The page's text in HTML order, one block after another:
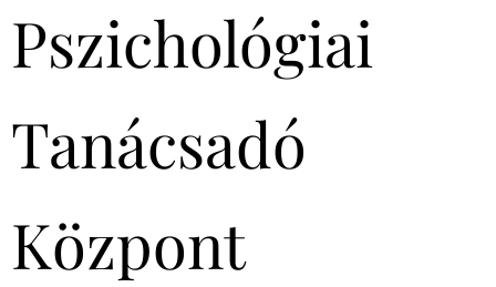
Pszichológiai
Tanácsadó
Központ